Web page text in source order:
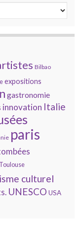
Bilbao
expositions
gastronomie
innovation Italie
paris
Toulouse
culturel
UNESCO USA